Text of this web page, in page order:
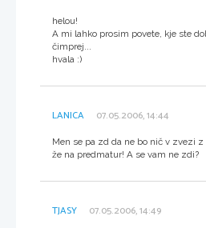
helou!
A mi lahko prosim povete, kje ste
čimprej...
hvala :)
LANICA 07.05.2006, 14:44
Men se pa zd da ne bo nič v zvezi
že na predmatur! A se vam ne zdi?
TJASY 07.05.2006, 14:49